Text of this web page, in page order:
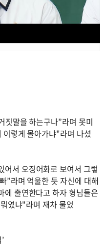
짓말을 하는구나”라며 못미
렇게 몰아가냐"라며 나섰
어서 오징어화로 보여서 그렇
”라며 억울한 듯 자신에 대해
에 출연한다고 하자 형님들은
였냐"라며 재차 물었